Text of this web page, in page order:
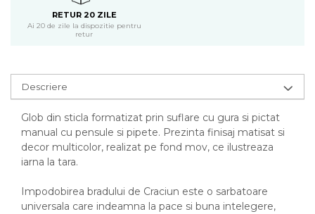
RETUR 20 ZILE
Ai 20 de zile la dispozitie pentru
retur
Descriere
Glob din sticla formatizat prin suflare cu gura si pictat
manual cu pensule si pipete. Prezinta finisaj matisat si
decor multicolor, realizat pe fond mov, ce ilustreaza
iarna la tara.
Impodobirea bradului de Craciun este o sarbatoare
universala care indeamna la pace si buna intelegere,